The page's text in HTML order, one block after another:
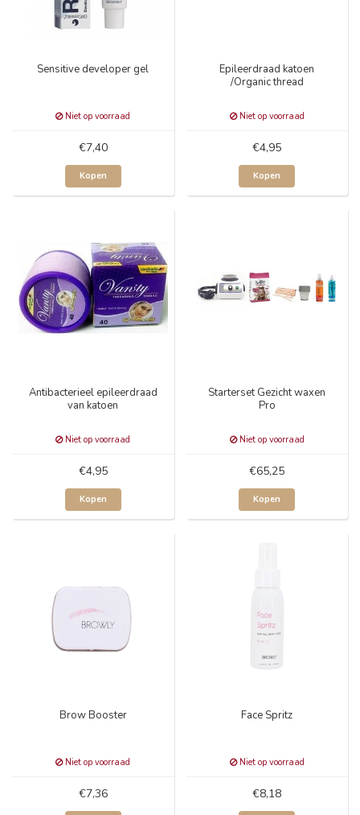
Sensitive developer gel
Niet op voorraad
€7,40
Kopen
Epileerdraad katoen
/Organic thread
Niet op voorraad
€4,95
Kopen
Antibacterieel epileerdraad
van katoen
Niet op voorraad
€4,95
Kopen
Starterset Gezicht waxen
Pro
Niet op voorraad
€65,25
Kopen
Brow Booster
Niet op voorraad
€7,36
Face Spritz
Niet op voorraad
€8,18